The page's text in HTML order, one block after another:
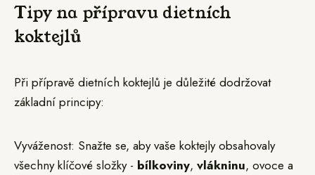
Tipy na přípravu dietních
koktejlů
Při přípravě dietních koktejlů je důležité dodržovat
základní principy:
Vyváženost: Snažte se, aby vaše koktejly obsahovaly
všechny klíčové složky - bílkoviny, vlákninu, ovoce a